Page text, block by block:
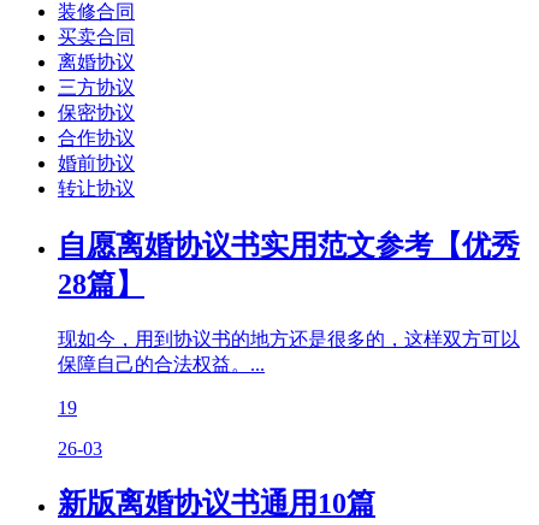
装修合同
买卖合同
离婚协议
三方协议
保密协议
合作协议
婚前协议
转让协议
自愿离婚协议书实用范文参考【优秀
28篇】
现如今，用到协议书的地方还是很多的，这样双方可以
保障自己的合法权益。...
19
26-03
新版离婚协议书通用10篇